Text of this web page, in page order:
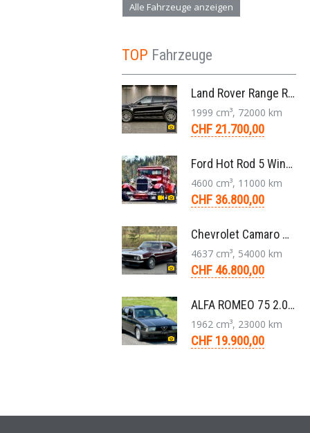
Alle Fahrzeuge anzeigen
TOP Fahrzeuge
Land Rover Range Rover Evoque Compact SUV 2.0 TD4 SE AT9 2017
1999 cm³, 72000 km
CHF 21.700,00
Ford Hot Rod 5 Window 283 V8 4-Gang 1929
4600 cm³, 11000 km
CHF 36.800,00
Chevrolet Camaro Coupé 1. Generation V8 Aut. 1967
4637 cm³, 54000 km
CHF 46.800,00
ALFA ROMEO 75 2.0 TS Super Berlina 5-Gang 1991
1962 cm³, 23000 km
CHF 19.900,00